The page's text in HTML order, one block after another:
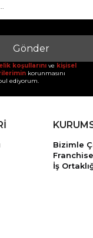
Gönder
koşullarını ve kişisel
korunmasını
ediyorum.
Bizimle
İş